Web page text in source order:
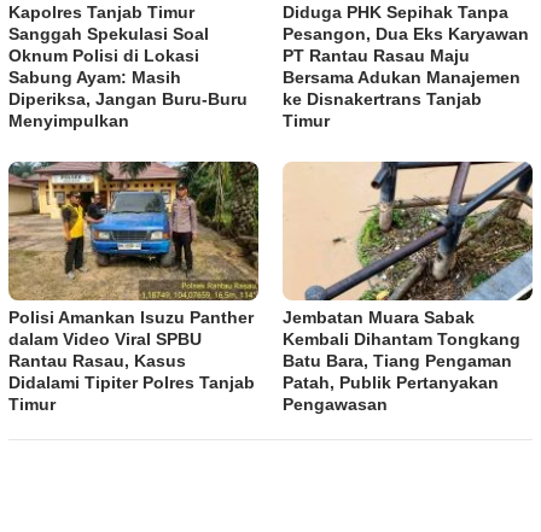
Kapolres Tanjab Timur
Sanggah Spekulasi Soal
Oknum Polisi di Lokasi
Sabung Ayam: Masih
Diperiksa, Jangan Buru-Buru
Menyimpulkan
Diduga PHK Sepihak Tanpa
Pesangon, Dua Eks Karyawan
PT Rantau Rasau Maju
Bersama Adukan Manajemen
ke Disnakertrans Tanjab
Timur
Polisi Amankan Isuzu Panther
dalam Video Viral SPBU
Rantau Rasau, Kasus
Didalami Tipiter Polres Tanjab
Timur
Jembatan Muara Sabak
Kembali Dihantam Tongkang
Batu Bara, Tiang Pengaman
Patah, Publik Pertanyakan
Pengawasan